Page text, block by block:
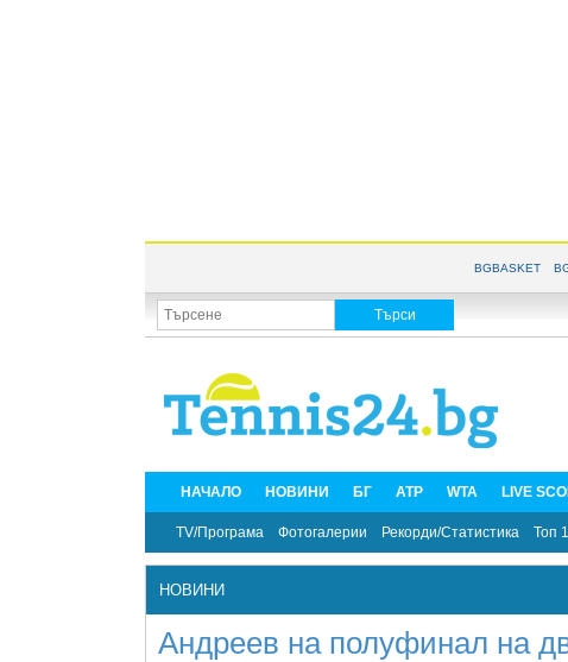
BGBASKET
НАЧАЛО НОВИНИ БГ ATP WTA LIVE
TV/Програма Фотогалерии Рекорди/Статистика Топ
НОВИНИ
Андреев на полуфинал на